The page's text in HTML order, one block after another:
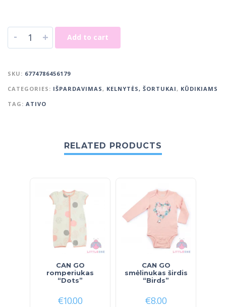
- + Add to cart
SKU: 6774786456179
CATEGORIES: IŠPARDAVIMAS, KELNYTĖS, ŠORTUKAI, KŪDIKIAMS
TAG: ATIVO
RELATED PRODUCTS
CAN GO
romperiukas
“Dots”
€10.00
CAN GO
smėlinukas širdis
“Birds”
€8.00